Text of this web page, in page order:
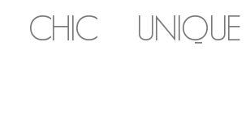
CHIC UNIQUE